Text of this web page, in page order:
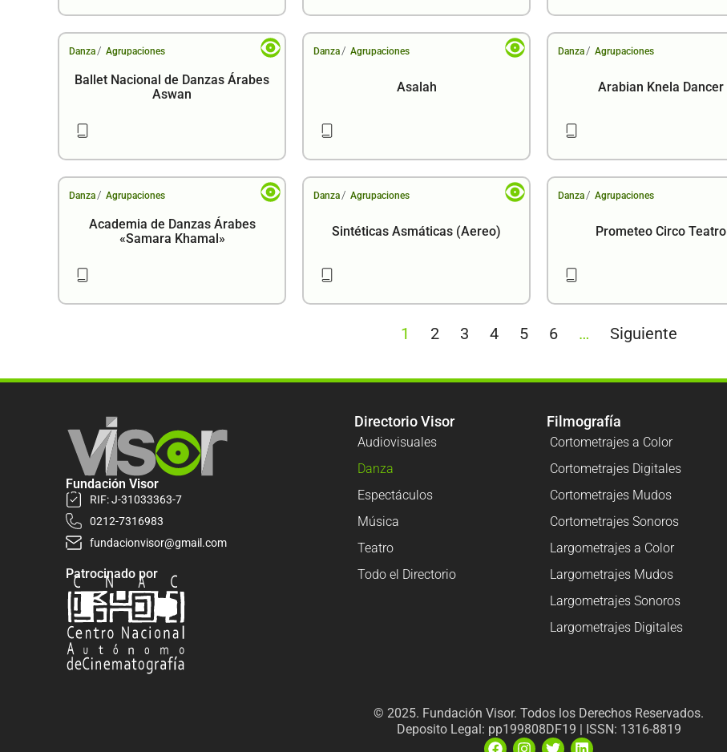
Danza / Agrupaciones
Ballet Nacional de Danzas Árabes
Aswan
Danza / Agrupaciones
Asalah
Danza / Agrupaciones
Arabian Knela Dancer
Danza / Agrupaciones
Academia de Danzas Árabes
«Samara Khamal»
Danza / Agrupaciones
Sintéticas Asmáticas (Aereo)
Danza / Agrupaciones
Prometeo Circo Teatro
1 2 3 4 5 6 … Siguiente
Fundación Visor
RIF: J-31033363-7
0212-7316983
fundacionvisor@gmail.com
Patrocinado por
Directorio Visor
Audiovisuales
Danza
Espectáculos
Música
Teatro
Todo el Directorio
Filmografía
Cortometrajes a Color
Cortometrajes Digitales
Cortometrajes Mudos
Cortometrajes Sonoros
Largometrajes a Color
Largometrajes Mudos
Largometrajes Sonoros
Largometrajes Digitales
© 2025. Fundación Visor. Todos los Derechos Reservados.
Deposito Legal: pp199808DF19 | ISSN: 1316-8819